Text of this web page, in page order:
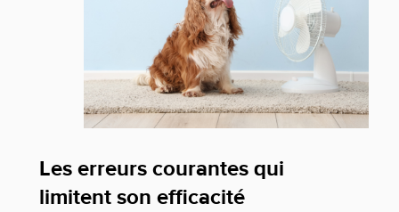
Les erreurs courantes qui
limitent son efficacité